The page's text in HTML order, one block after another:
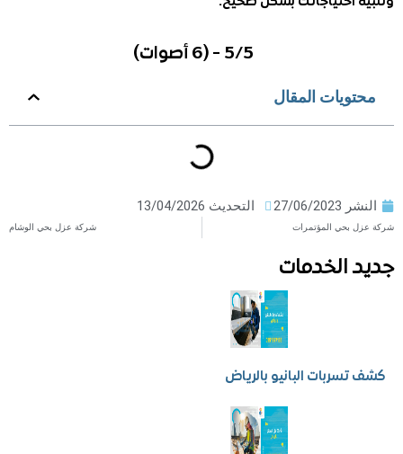
المقال
27/06/2023 التحديث 13/04/2026
بحي المؤتمرات شركة عزل بحي الوشام
الخدمات
البانيو بالرياض